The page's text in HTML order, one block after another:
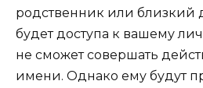
родственник или близкий
будет доступа к вашему
не сможет совершать
имени. Однако ему будут